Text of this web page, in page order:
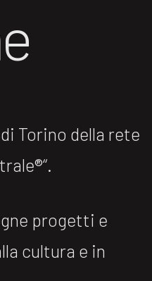
Torino della rete
progetti e
cultura e in